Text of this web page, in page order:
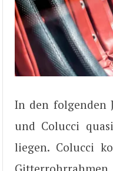
In den folgenden
und Colucci
liegen. Colucci